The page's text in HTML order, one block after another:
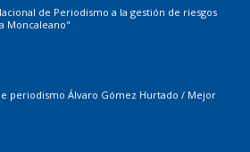
de Periodismo a la gestión de riesgos
Moncaleano"
periodismo Álvaro Gómez Hurtado / Mejor